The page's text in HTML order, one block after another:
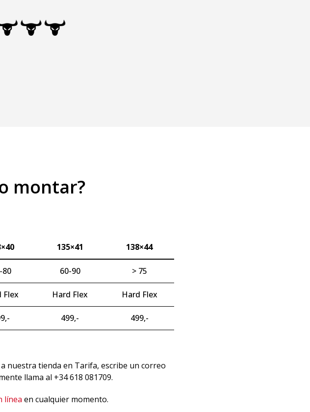
montar?
135×41 138×44
80 60-90 > 75
Flex Hard Flex Hard Flex
499,- 499,-
nuestra tienda en Tarifa, escribe un correo
llama al +34 618 081709.
línea en cualquier momento.